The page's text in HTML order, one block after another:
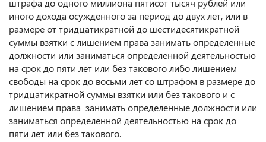
штрафа до одного миллиона пятисот тысяч рублей или
иного дохода осужденного за период до двух лет, или в
размере от тридцатикратной до шестидесятикратной
суммы взятки с лишением права занимать определенные
должности или заниматься определенной деятельностью
на срок до пяти лет или без такового либо лишением
свободы на срок до восьми лет со штрафом в размере до
тридцатикратной суммы взятки или без такового и с
лишением права занимать определенные должности или
заниматься определенной деятельностью на срок до
пяти лет или без такового.